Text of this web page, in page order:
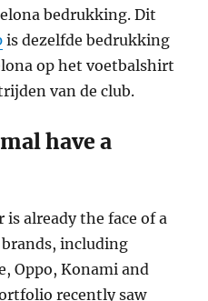
bedrukking. Dit
is dezelfde bedrukking
op het voetbalshirt
van de club.
have a
already the face of a
including
Oppo, Konami and
recently saw